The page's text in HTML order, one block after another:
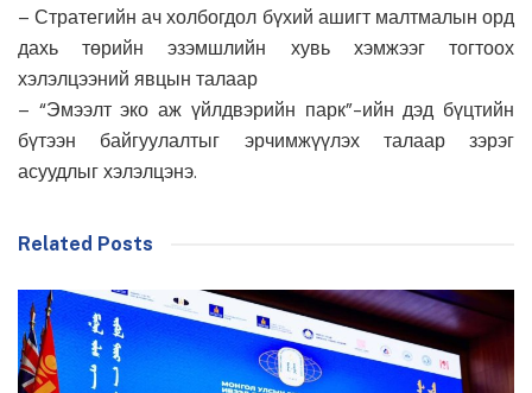
– Стратегийн ач холбогдол бүхий ашигт малтмалын орд
дахь төрийн эзэмшлийн хувь хэмжээг тогтоох
хэлэлцээний явцын талаар
– “Эмээлт эко аж үйлдвэрийн парк”-ийн дэд бүцтийн
бүтээн байгуулалтыг эрчимжүүлэх талаар зэрэг
асуудлыг хэлэлцэнэ.
Related Posts